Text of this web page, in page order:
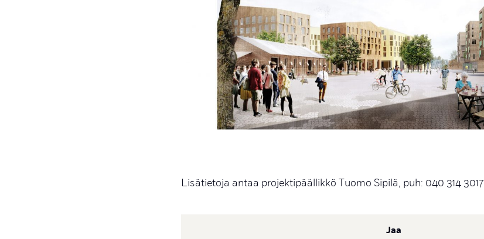
Lisätietoja antaa projektipäällikkö Tuomo Sipilä, puh: 040 314 3017.
Jaa